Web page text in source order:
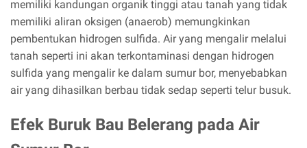
memiliki kandungan organik tinggi atau tanah yang tidak
memiliki aliran oksigen (anaerob) memungkinkan
pembentukan hidrogen sulfida. Air yang mengalir melalui
tanah seperti ini akan terkontaminasi dengan hidrogen
sulfida yang mengalir ke dalam sumur bor, menyebabkan
air yang dihasilkan berbau tidak sedap seperti telur busuk.
Efek Buruk Bau Belerang pada Air